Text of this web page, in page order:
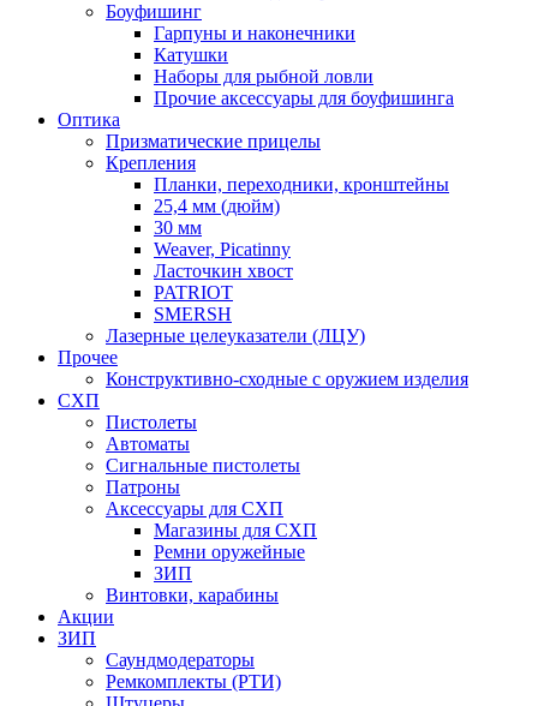
Боуфишинг
Гарпуны и наконечники
Катушки
Наборы для рыбной ловли
Прочие аксессуары для боуфишинга
Оптика
Призматические прицелы
Крепления
Планки, переходники, кронштейны
25,4 мм (дюйм)
30 мм
Weaver, Picatinny
Ласточкин хвост
PATRIOT
SMERSH
Лазерные целеуказатели (ЛЦУ)
Прочее
Конструктивно-сходные с оружием изделия
СХП
Пистолеты
Автоматы
Сигнальные пистолеты
Патроны
Аксессуары для СХП
Магазины для СХП
Ремни оружейные
ЗИП
Винтовки, карабины
Акции
ЗИП
Саундмодераторы
Ремкомплекты (РТИ)